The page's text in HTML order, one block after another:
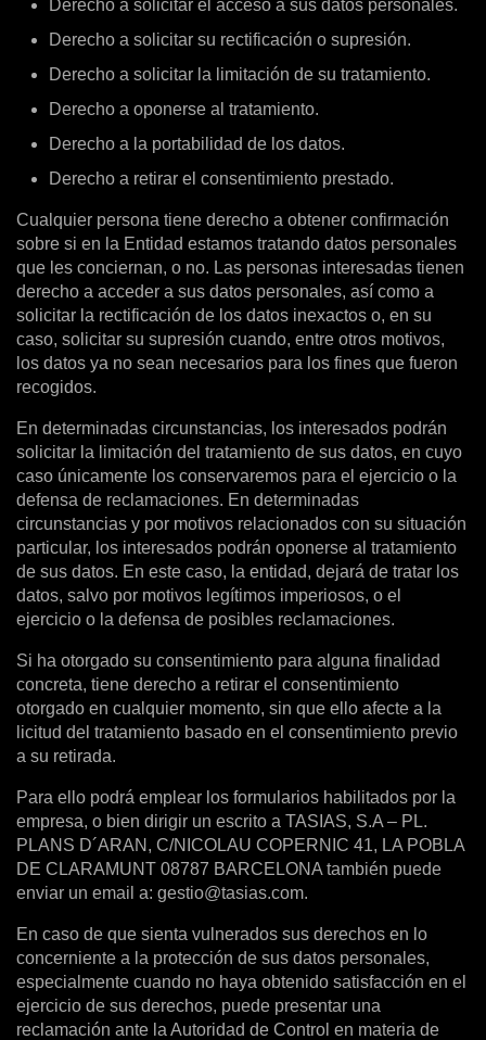
Derecho a solicitar el acceso a sus datos personales.
Derecho a solicitar su rectificación o supresión.
Derecho a solicitar la limitación de su tratamiento.
Derecho a oponerse al tratamiento.
Derecho a la portabilidad de los datos.
Derecho a retirar el consentimiento prestado.
Cualquier persona tiene derecho a obtener confirmación
sobre si en la Entidad estamos tratando datos personales
que les conciernan, o no. Las personas interesadas tienen
derecho a acceder a sus datos personales, así como a
solicitar la rectificación de los datos inexactos o, en su
caso, solicitar su supresión cuando, entre otros motivos,
los datos ya no sean necesarios para los fines que fueron
recogidos.
En determinadas circunstancias, los interesados podrán
solicitar la limitación del tratamiento de sus datos, en cuyo
caso únicamente los conservaremos para el ejercicio o la
defensa de reclamaciones. En determinadas
circunstancias y por motivos relacionados con su situación
particular, los interesados podrán oponerse al tratamiento
de sus datos. En este caso, la entidad, dejará de tratar los
datos, salvo por motivos legítimos imperiosos, o el
ejercicio o la defensa de posibles reclamaciones.
Si ha otorgado su consentimiento para alguna finalidad
concreta, tiene derecho a retirar el consentimiento
otorgado en cualquier momento, sin que ello afecte a la
licitud del tratamiento basado en el consentimiento previo
a su retirada.
Para ello podrá emplear los formularios habilitados por la
empresa, o bien dirigir un escrito a TASIAS, S.A – PL.
PLANS D´ARAN, C/NICOLAU COPERNIC 41, LA POBLA
DE CLARAMUNT 08787 BARCELONA también puede
enviar un email a: gestio@tasias.com.
En caso de que sienta vulnerados sus derechos en lo
concerniente a la protección de sus datos personales,
especialmente cuando no haya obtenido satisfacción en el
ejercicio de sus derechos, puede presentar una
reclamación ante la Autoridad de Control en materia de